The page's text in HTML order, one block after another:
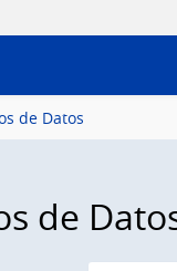
de Datos
de